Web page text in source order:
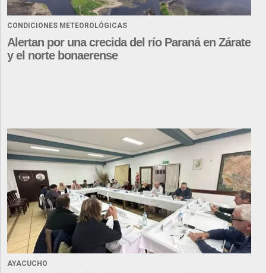
CONDICIONES METEOROLÓGICAS
Alertan por una crecida del río Paraná en Zárate
y el norte bonaerense
AYACUCHO